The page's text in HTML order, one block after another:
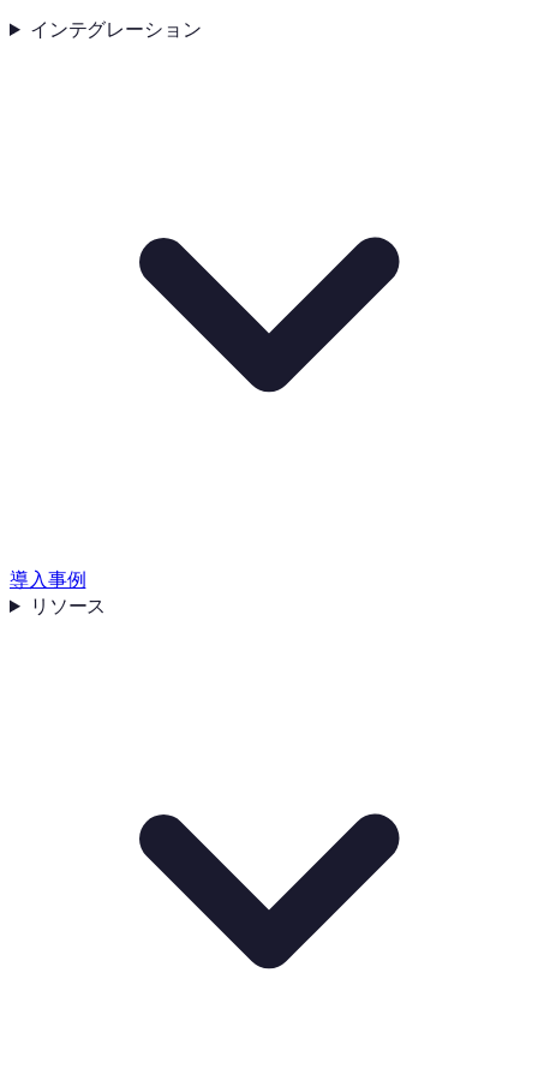
インテグレーション
導入事例
リソース